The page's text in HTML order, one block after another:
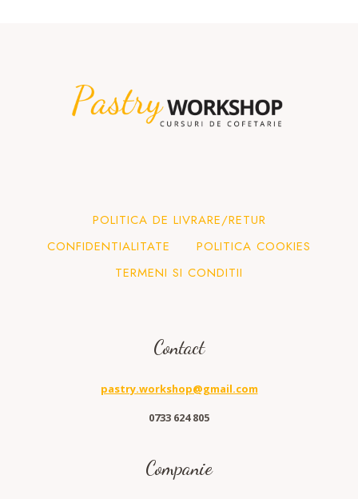
POLITICA DE LIVRARE/RETUR
CONFIDENTIALITATE
POLITICA COOKIES
TERMENI SI CONDITII
Contact
pastry.workshop@gmail.com
0733 624 805
Companie